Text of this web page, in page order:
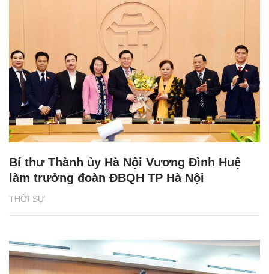
THỜI SỰ
Bí thư Thành ủy Hà Nội Vương Đình Huệ
làm trưởng đoàn ĐBQH TP Hà Nội